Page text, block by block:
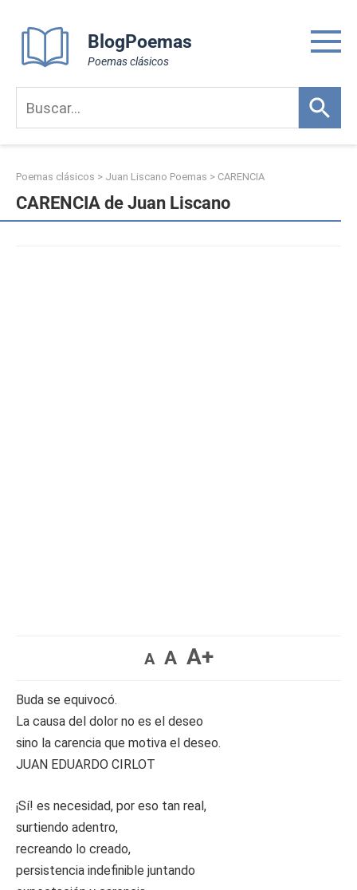
content
BlogPoemas
Poemas clásicos
Poemas clásicos > Juan Liscano Poemas > CARENCIA
CARENCIA de Juan Liscano
A A A+
Buda se equivocó.
La causa del dolor no es el deseo
sino la carencia que motiva el deseo.
JUAN EDUARDO CIRLOT
¡Sí! es necesidad, por eso tan real,
surtiendo adentro,
recreando lo creado,
persistencia indefinible juntando